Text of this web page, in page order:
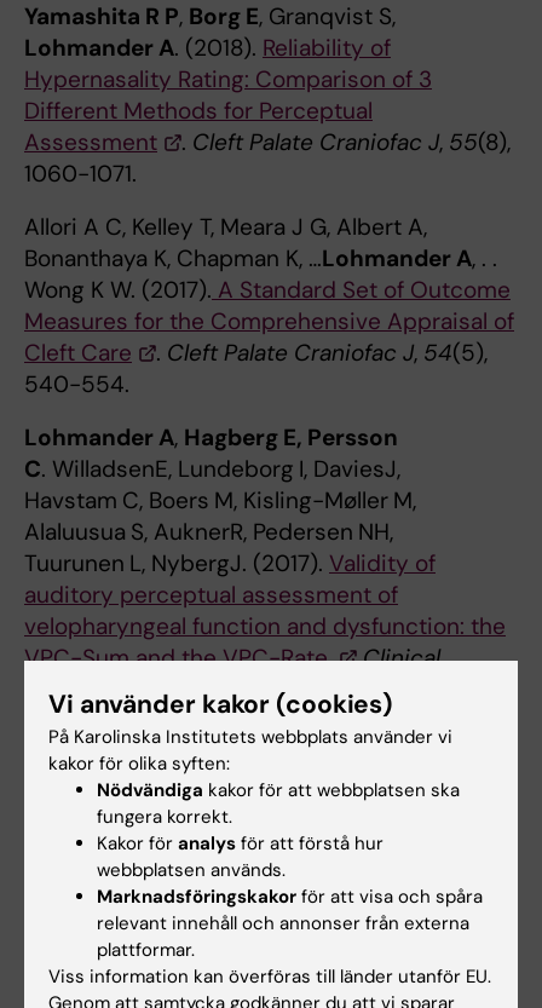
Yamashita R P, Borg E, Granqvist S,
Lohmander A. (2018). Reliability of
Hypernasality Rating: Comparison of 3
Different Methods for Perceptual
Assessment
. Cleft Palate Craniofac J, 55(8),
1060-1071.
Allori A C, Kelley T, Meara J G, Albert A,
Bonanthaya K, Chapman K, …Lohmander A, . .
Wong K W. (2017). A Standard Set of Outcome
Measures for the Comprehensive Appraisal of
Cleft Care
. Cleft Palate Craniofac J, 54(5),
540-554.
Lohmander A, Hagberg E, Persson
C. WilladsenE, Lundeborg I, DaviesJ,
Havstam C, Boers M, Kisling-Møller M,
Alaluusua S, AuknerR, Pedersen NH,
Tuurunen L, NybergJ. (2017). Validity of
auditory perceptual assessment of
velopharyngeal function and dysfunction: the
VPC-Sum and the VPC-Rate.
Clinical
Linguistics & Phonetics,2017;31:589-597.
Lohmander A, Lundeborg I,Persson C
(2017). SVANTE - The Swedish Articulation
and Nasality Test - Normative data and a
minimum standard set for cross-linguistic
comparison
.Clin Linguist Phon
Scandcleft Project
Vi använder kakor (cookies)
På Karolinska Institutets webbplats använder vi
kakor för olika syften:
Nödvändiga kakor för att webbplatsen ska
fungera korrekt.
Kakor för analys för att förstå hur
webbplatsen används.
Marknadsföringskakor för att visa och spåra
relevant innehåll och annonser från externa
plattformar.
Viss information kan överföras till länder utanför EU.
Genom att samtycka godkänner du att vi sparar